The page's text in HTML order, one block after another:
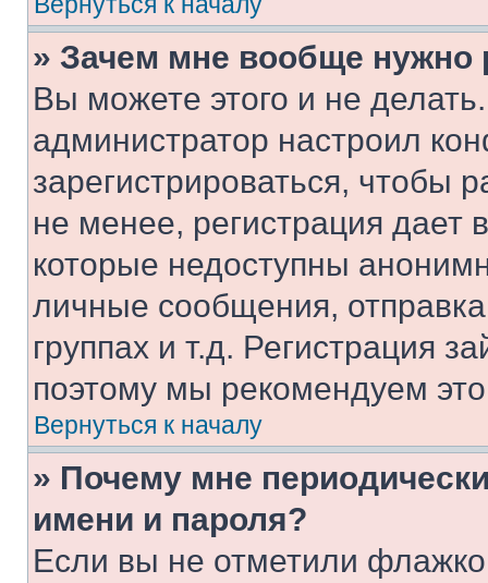
» Зачем мне вообще нужно
Вы можете этого и не
администратор настроил
зарегистрироваться, чтобы
не менее, регистрация
которые недоступны
личные сообщения,
группах и т.д. Регистрация
поэтому мы рекомендуем
Вернуться к началу
» Почему мне
имени и пароля?
Если вы не отметили